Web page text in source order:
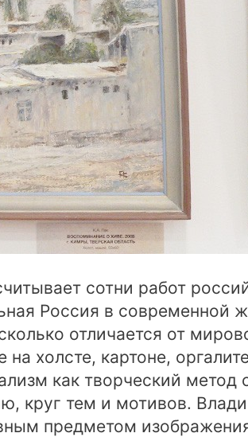
сотни работ
Россия в современной
отличается от
холсте, картоне,
как творческий метод
круг тем и мотивов.
предметом